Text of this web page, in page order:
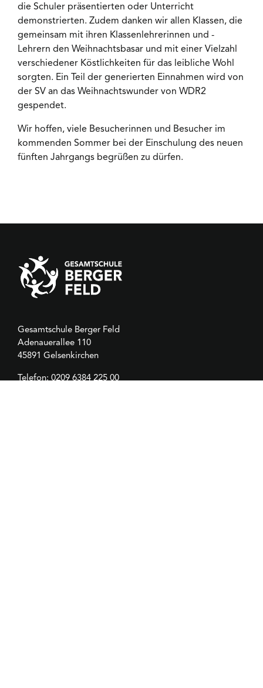
die Schuler präsentierten oder Unterricht
demonstrierten. Zudem danken wir allen Klassen, die
gemeinsam mit ihren Klassenlehrerinnen und -
Lehrern den Weihnachtsbasar und mit einer Vielzahl
verschiedener Köstlichkeiten für das leibliche Wohl
sorgten. Ein Teil der generierten Einnahmen wird von
der SV an das Weihnachtswunder von WDR2
gespendet.
Wir hoffen, viele Besucherinnen und Besucher im
kommenden Sommer bei der Einschulung des neuen
fünften Jahrgangs begrüßen zu dürfen.
Gesamtschule Berger Feld
Adenauerallee 110
45891 Gelsenkirchen
Telefon: 0209 6384 225 00